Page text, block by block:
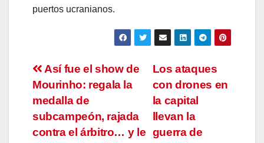
puertos ucranianos.
Navegación
de
entradas
Los ataques
con drones en
la capital
llevan la
guerra de
Así fue el show de
Mourinho: regala la
medalla de
subcampeón, rajada
contra el árbitro… y le